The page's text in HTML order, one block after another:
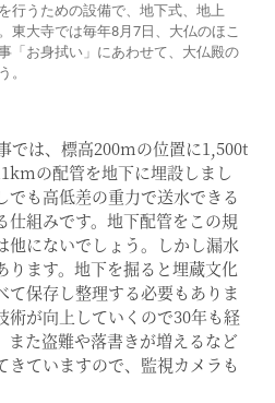
行うための設備で、地下式、地上
東大寺では毎年8月7日、大仏のほこ
「お身拭い」にあわせて、大仏殿の
。
では、標高200mの位置に1,500t
の配管を地下に埋設しまし
でも高低差の重力で送水できる
仕組みです。地下配管をこの規
他にないでしょう。しかし漏水
ります。地下を掘ると埋蔵文化
て保存し整理する必要もありま
術が向上していくので30年も経
また盗難や落書きが増えるなど
きていますので、監視カメラも